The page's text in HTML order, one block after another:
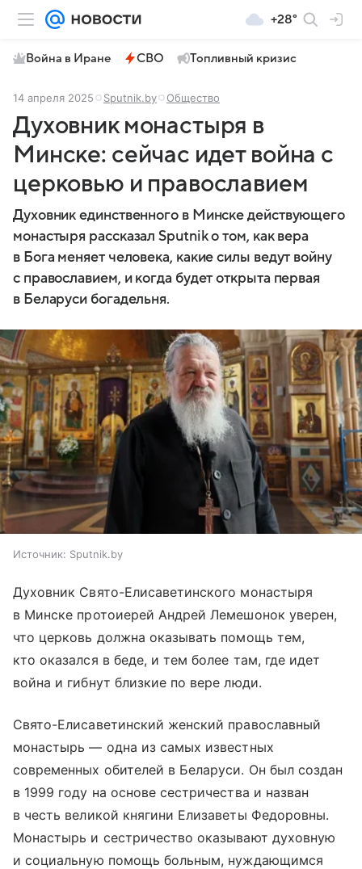
+28°
Война в Иране СВО Топливный кризис
14 апреля 2025 Sputnik.by Общество
Духовник монастыря в
Минске: сейчас идет война с
церковью и православием
Духовник единственного в Минске действующего
монастыря рассказал Sputnik о том, как вера
в Бога меняет человека, какие силы ведут войну
с православием, и когда будет открыта первая
в Беларуси богадельня.
Источник: Sputnik.by
Духовник Свято-Елисаветинского монастыря
в Минске протоиерей Андрей Лемешонок уверен,
что церковь должна оказывать помощь тем,
кто оказался в беде, и тем более там, где идет
война и гибнут близкие по вере люди.
Свято-Елисаветинский женский православный
монастырь — одна из самых известных
современных обителей в Беларуси. Он был создан
в 1999 году на основе сестричества и назван
в честь великой княгини Елизаветы Федоровны.
Монастырь и сестричество оказывают духовную
и социальную помощь больным, нуждающимся